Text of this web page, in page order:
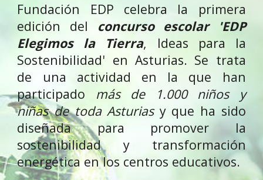
Fundación EDP celebra la primera
edición del concurso escolar 'EDP
Elegimos la Tierra, Ideas para la
Sostenibilidad' en Asturias. Se trata
de una actividad en la que han
participado más de 1.000 niños y
niñas de toda Asturiasy que ha sido
diseñada para promover la
sostenibilidad y transformación
energética en los centros educativos.